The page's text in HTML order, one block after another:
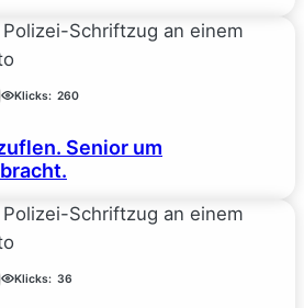
Klicks: 260
Senior um
Klicks: 36